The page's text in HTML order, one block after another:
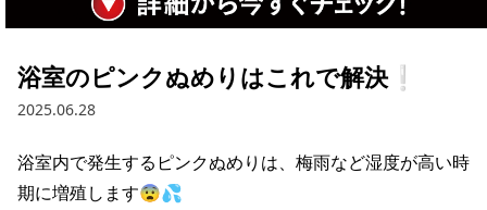
浴室のピンクぬめりはこれで解決❕
2025.06.28
浴室内で発生するピンクぬめりは、梅雨など湿度が高い時
期に増殖します😨💦